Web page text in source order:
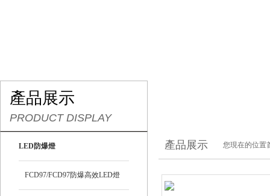
產品展示
PRODUCT DISPLAY
LED防爆燈
FCD97/FCD97防爆高效LED燈
產品展示 您現在的位置